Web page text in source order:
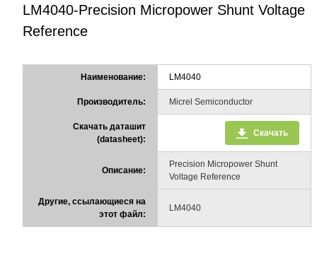
LM4040-Precision Micropower Shunt Voltage
Reference
Наименование: LM4040
Производитель: Micrel Semiconductor
Скачать даташит
(datasheet):
Скачать
Описание:
Precision Micropower Shunt
Voltage Reference
Другие, ссылающиеся на
этот файл:
LM4040